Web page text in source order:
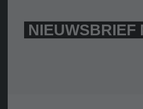
NIEUWSBRIEF